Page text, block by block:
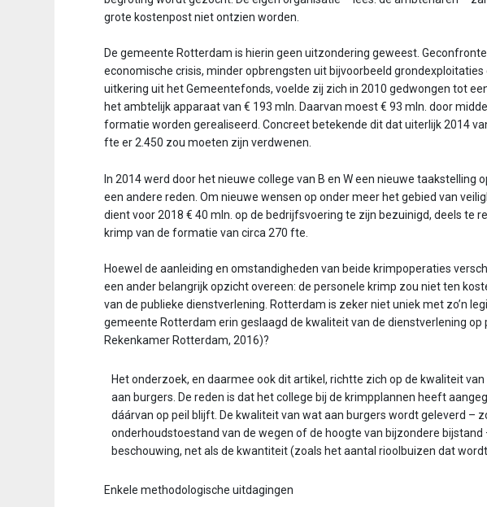
grote kostenpost niet ontzien worden.
De gemeente Rotterdam is hierin geen uitzondering geweest.
economische crisis, minder opbrengsten uit bijvoorbeeld grondexploitaties
uitkering uit het Gemeentefonds, voelde zij zich in 2010 gedwongen tot
het ambtelijk apparaat van € 193 mln. Daarvan moest € 93 mln. door
formatie worden gerealiseerd. Concreet betekende dit dat uiterlijk 2014
fte er 2.450 zou moeten zijn verdwenen.
In 2014 werd door het nieuwe college van B en W een nieuwe taakstelling
een andere reden. Om nieuwe wensen op onder meer het gebied van
dient voor 2018 € 40 mln. op de bedrijfsvoering te zijn bezuinigd, deels te
krimp van de formatie van circa 270 fte.
Hoewel de aanleiding en omstandigheden van beide krimpoperaties
een ander belangrijk opzicht overeen: de personele krimp zou niet ten
van de publieke dienstverlening. Rotterdam is zeker niet uniek met zo’n
gemeente Rotterdam erin geslaagd de kwaliteit van de dienstverlening op
Rekenkamer Rotterdam, 2016)?
Het onderzoek, en daarmee ook dit artikel, richtte zich op de kwaliteit
aan burgers. De reden is dat het college bij de krimpplannen heeft
dáárvan op peil blijft. De kwaliteit van wat aan burgers wordt geleverd –
onderhoudstoestand van de wegen of de hoogte van bijzondere bijstand
beschouwing, net als de kwantiteit (zoals het aantal rioolbuizen dat
Enkele methodologische uitdagingen